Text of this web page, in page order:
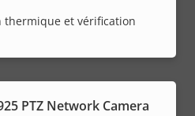
thermique et vérification
PTZ Network Camera